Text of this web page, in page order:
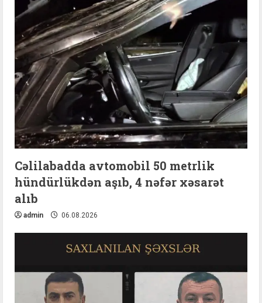
Cəlilabadda avtomobil 50 metrlik
hündürlükdən aşıb, 4 nəfər xəsarət
alıb
admin 06.08.2026